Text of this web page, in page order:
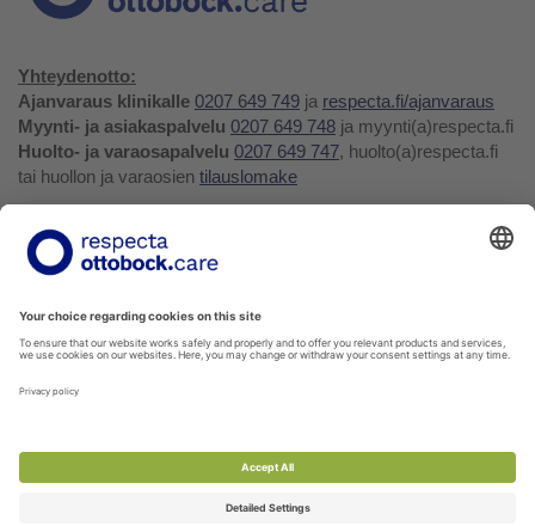
Yhteydenotto:
Ajanvaraus klinikalle 0207 649 749 ja respecta.fi/ajanvaraus
Myynti- ja asiakaspalvelu 0207 649 748 ja myynti(a)respecta.fi
Huolto- ja varaosapalvelu 0207 649 747, huolto(a)respecta.fi
tai huollon ja varaosien tilauslomake
Facebook
Youtube
Tietosuojakäytäntö
Privacy Policy
Soittohinnat oman operaattorin matkapuhelin- tai
paikallispuhelumaksun mukaisesti.
Voit tilata kaikkia verkkokuvaston tuotteita myyntipalvelustamme!
Palaute- ja reklamaatiolomake